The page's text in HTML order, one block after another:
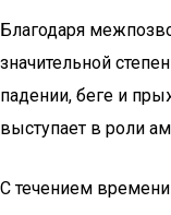
Благодаря
значительной
падении, беге и
выступает в роли
С течением времени